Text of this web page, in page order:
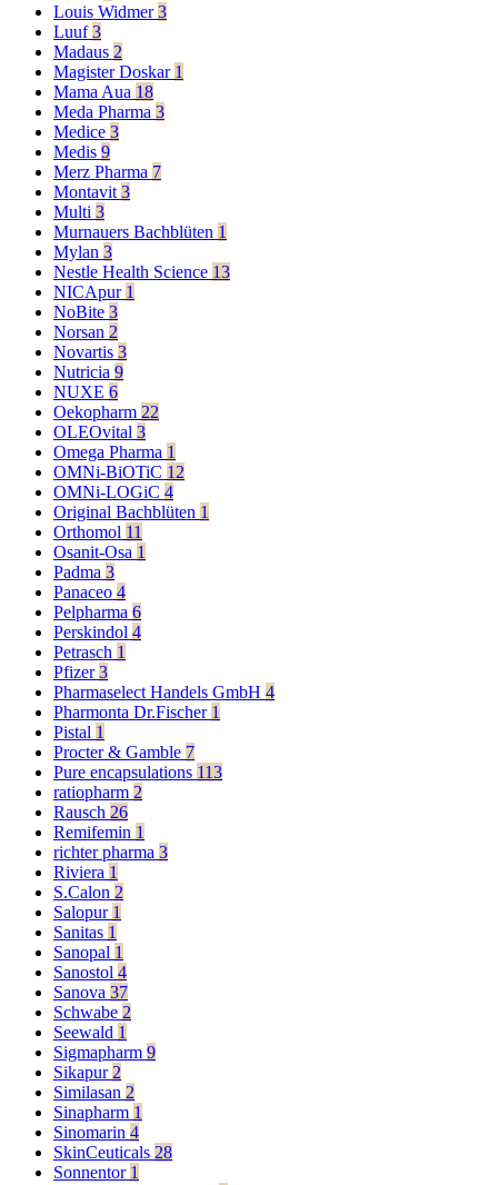
Louis Widmer3
Luuf3
Madaus 2
Magister Doskar 1
Mama Aua 18
Meda Pharma 3
Medice 3
Medis 9
Merz Pharma 7
Montavit 3
Multi 3
Murnauers Bachblüten 1
Mylan 3
Nestle Health Science 13
NICApur 1
NoBite 3
Norsan 2
Novartis 3
Nutricia 9
NUXE 6
Oekopharm 22
OLEOvital 3
Omega Pharma 1
OMNi-BiOTiC 12
OMNi-LOGiC 4
Original Bachblüten 1
Orthomol 11
Osanit-Osa 1
Padma 3
Panaceo 4
Pelpharma 6
Perskindol 4
Petrasch 1
Pfizer3
Pharmaselect Handels GmbH 4
Pharmonta Dr.Fischer 1
Pistal 1
Procter & Gamble 7
Pure encapsulations 113
ratiopharm 2
Rausch 26
Remifemin 1
richter pharma 3
Riviera 1
S.Calon 2
Salopur 1
Sanitas 1
Sanopal 1
Sanostol 4
Sanova 37
Schwabe 2
Seewald 1
Sigmapharm 9
Sikapur 2
Similasan 2
Sinapharm 1
Sinomarin 4
SkinCeuticals 28
Sonnentor 1